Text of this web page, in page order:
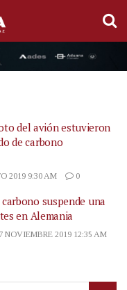
del avión estuvieron
de carbono
2019 9:30 AM
0
suspende una
en Alemania
NOVIEMBRE 2019 12:35 AM